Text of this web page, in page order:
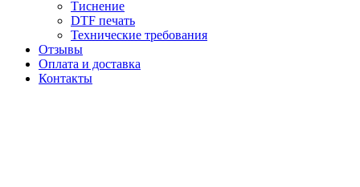
Тиснение
DTF печать
Технические требования
Отзывы
Оплата и доставка
Контакты